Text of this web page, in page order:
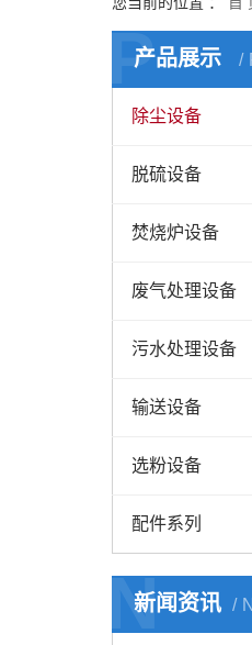
产品展示
P
除尘设备
脱硫设备
焚烧炉设备
废气处理设备
污水处理设备
输送设备
选粉设备
配件系列
新闻资讯
N